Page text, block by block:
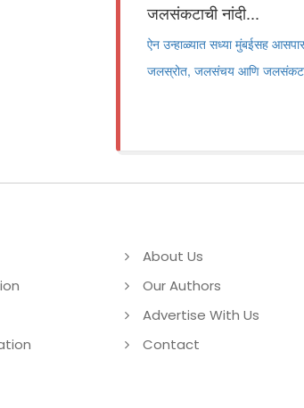
जलसंकटाची नांदी...
ऐन उन्हाळ्यात सध्या मुंबईसह
जलस्रोत, जलसंचय आणि जलसंकटाची
About Us
Our Authors
Advertise With Us
Contact